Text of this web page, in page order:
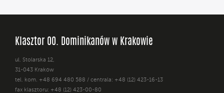
Klasztor OO. Dominikanów w Krakowie
ul. Stolarska 12,
31-043 Kraków
tel. kom. +48 694 480 588 / centrala: +48 (12) 423-16-13
fax klasztoru: +48 (12) 423-00-80